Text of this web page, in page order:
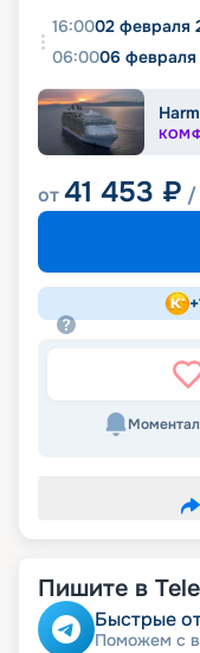
16:0002 февраля
06:0006 февраля
от41 453 ₽ /
+
Пишите в
Быстрые
Поможем с